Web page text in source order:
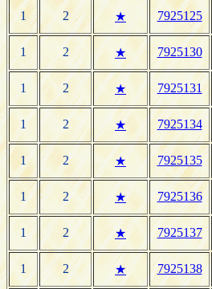
1 2 ★ 7925125
1 2 ★ 7925130
1 2 ★ 7925131
1 2 ★ 7925134
1 2 ★ 7925135
1 2 ★ 7925136
1 2 ★ 7925137
1 2 ★ 7925138